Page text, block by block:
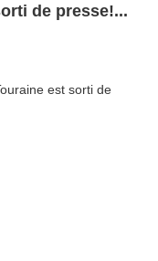
de presse!...